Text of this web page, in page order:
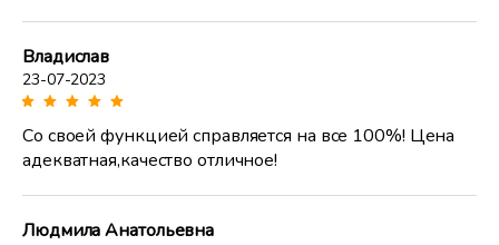
Владислав
23-07-2023
Со своей функцией справляется на все 100%! Цена
адекватная,качество отличное!
Людмила Анатольевна